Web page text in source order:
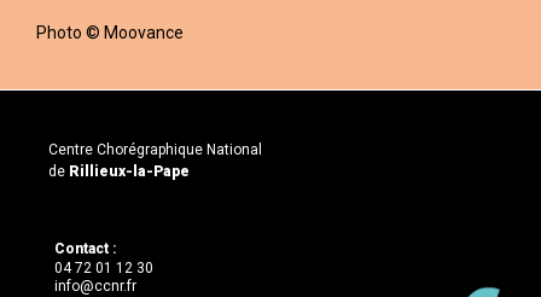
Photo © Moovance
Centre Chorégraphique National
de Rillieux-la-Pape
Contact :
04 72 01 12 30
info@ccnr.fr